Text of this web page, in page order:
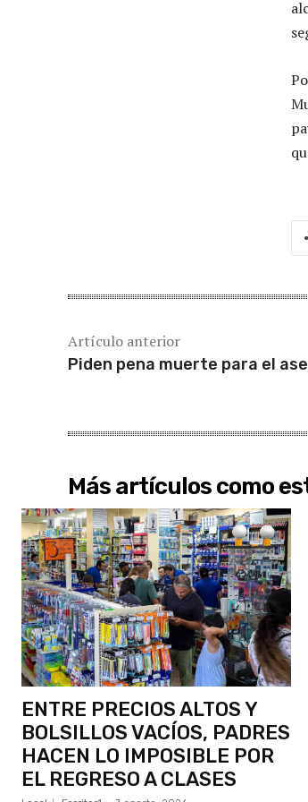
Artículo anterior
Piden pena muerte para el
Más artículos como
ENTRE PRECIOS ALTOS Y
BOLSILLOS VACÍOS, PADRES
HACEN LO IMPOSIBLE POR
EL REGRESO A CLASES